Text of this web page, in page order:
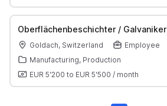
Oberflächenbeschichter / Galvaniker
Goldach, Switzerland
Employee
Manufacturing, Production
EUR 5'200 to EUR 5'500 / month